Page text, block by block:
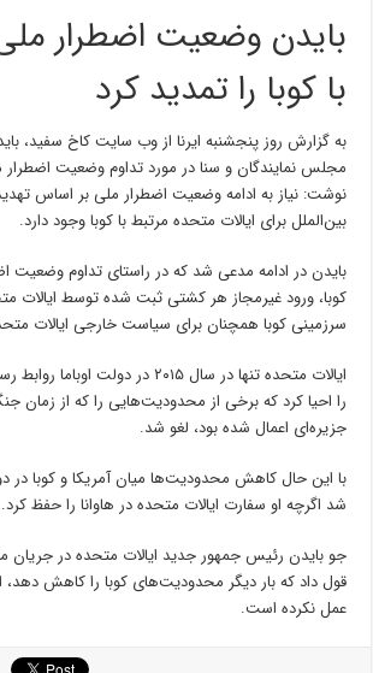
بایدن وضعیت اضطرار ملی
با کوبا را تمدید کرد
به گزارش روز پنجشنبه ایرنا از وب سایت کاخ سفید،
مجلس نمایندگان و سنا در مورد تداوم وضعیت اضطرار
نوشت: نیاز به ادامه وضعیت اضطرار ملی بر اساس
بین‌الملل برای ایالات متحده مرتبط با کوبا وجود دارد.
بایدن در ادامه مدعی شد که در راستای تداوم وضعیت
کوبا، ورود غیرمجاز هر کشتی ثبت شده توسط ایالات
سرزمینی کوبا همچنان برای سیاست خارجی ایالات
ایالات متحده تنها در سال ۲۰۱۵ در دولت
را احیا کرد که برخی از محدودیت‌هایی را که از زمان
جزیره‌ای اعمال شده بود، لغو شد.
با این حال کاهش محدودیت‌ها میان آمریکا و کوبا در
شد اگرچه او سفارت ایالات متحده در هاوانا را حفظ کرد.
جو بایدن رئیس جمهور جدید ایالات متحده در جریان
قول داد که بار دیگر محدودیت‌های کوبا را کاهش دهد،
عمل نکرده است.